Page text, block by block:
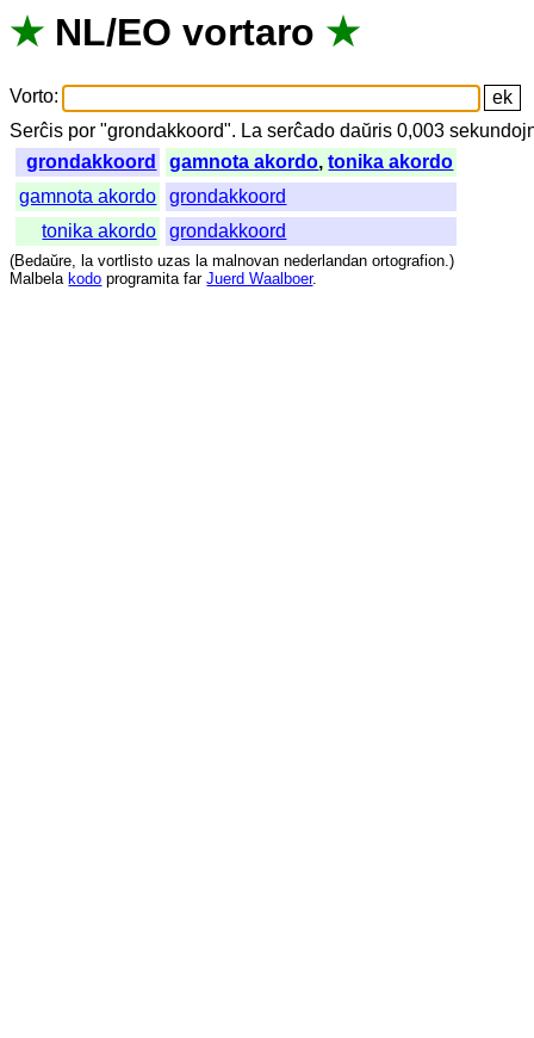
★ NL/EO vortaro ★
Vorto:
Serĉis por "grondakkoord". La serĉado daŭris 0,003
grondakkoord
gamnota akordo,tonika akordo
gamnota akordo
grondakkoord
tonika akordo
grondakkoord
(Bedaŭre, la vortlisto uzas la malnovan nederlandan ortografion.)
Malbela kodo programita far Juerd Waalboer.